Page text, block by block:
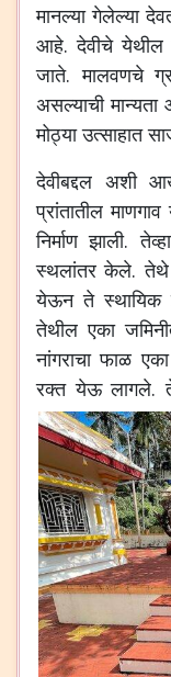
मानल्या गेलेल्या
आहे.देवीचे येथील
जाते.मालवणचे
असल्याची मान्यता
मोठ्या उत्साहात
देवीबद्दल अशी
प्रांतातील माणगाव
निर्माण झाली.तेव्हा
स्थलांतर केले.तेथे
येऊन ते स्थायिक
तेथील एका
नांगराचा फाळ एका
रक्त येऊ लागले.